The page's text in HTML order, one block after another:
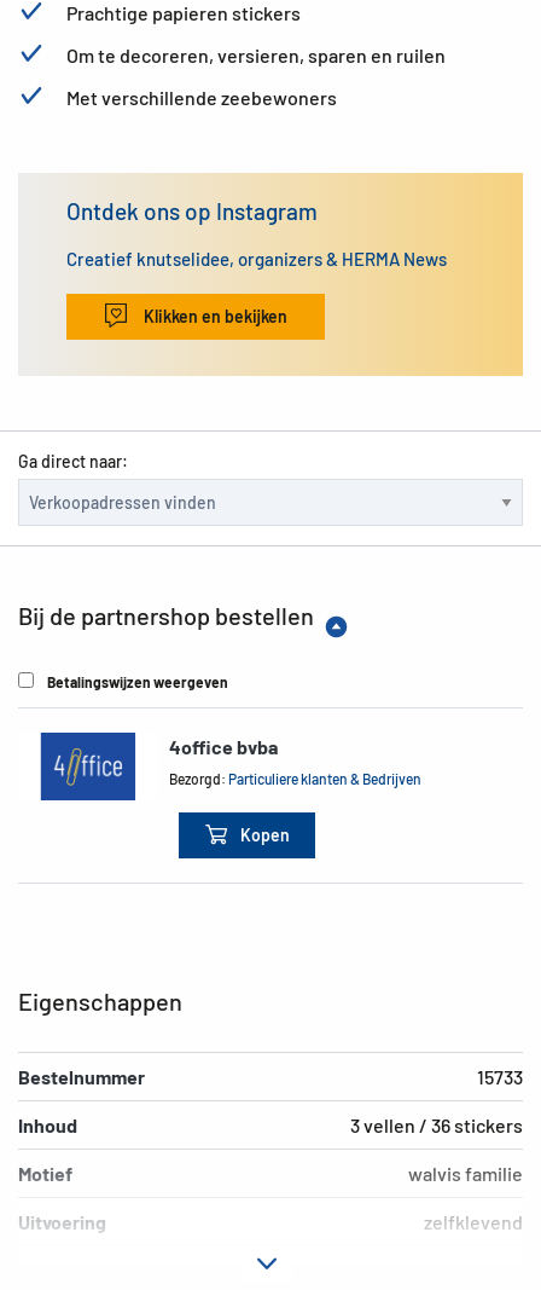
Prachtige papieren stickers
Om te decoreren, versieren, sparen en ruilen
Met verschillende zeebewoners
Ontdek ons op Instagram
Creatief knutselidee, organizers & HERMA News
Klikken en bekijken
Ga direct naar:
Bij de partnershop bestellen
Betalingswijzen weergeven
4office bvba
Bezorgd:Particuliere klanten & Bedrijven
Kopen
Eigenschappen
Bestelnummer 15733
Inhoud 3 vellen / 36 stickers
Motief walvis familie
Uitvoering zelfklevend